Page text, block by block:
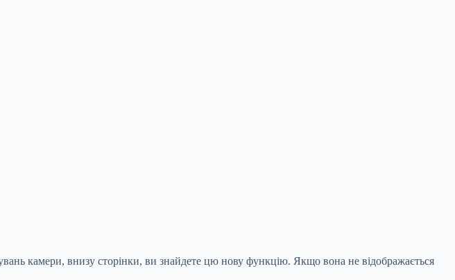
камери, внизу сторінки, ви знайдете цю нову функцію. Якщо вона не відображається